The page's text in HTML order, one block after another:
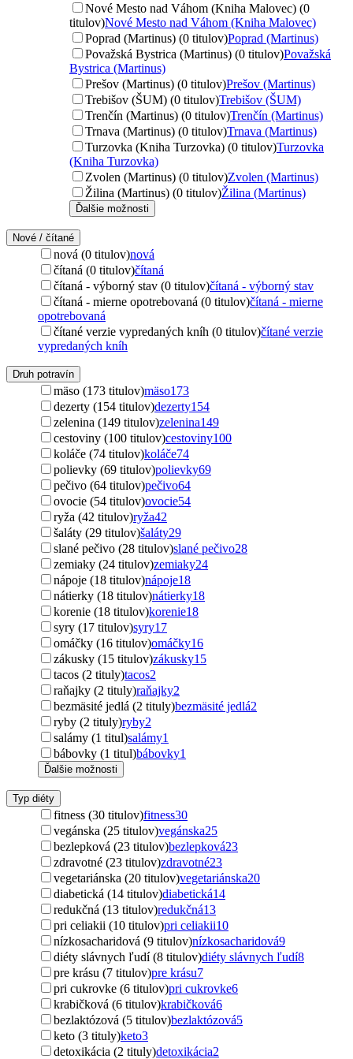
Nové Mesto nad Váhom (Kniha Malovec) (0
titulov)Nové Mesto nad Váhom (Kniha Malovec)
Poprad (Martinus) (0 titulov)Poprad (Martinus)
Považská Bystrica (Martinus) (0 titulov)Považská
Bystrica (Martinus)
Prešov (Martinus) (0 titulov)Prešov (Martinus)
Trebišov (ŠUM) (0 titulov)Trebišov (ŠUM)
Trenčín (Martinus) (0 titulov)Trenčín (Martinus)
Trnava (Martinus) (0 titulov)Trnava (Martinus)
Turzovka (Kniha Turzovka) (0 titulov)Turzovka
(Kniha Turzovka)
Zvolen (Martinus) (0 titulov)Zvolen (Martinus)
Žilina (Martinus) (0 titulov)Žilina (Martinus)
Ďalšie možnosti
Nové / čítané
nová (0 titulov)nová
čítaná (0 titulov)čítaná
čítaná - výborný stav (0 titulov)čítaná - výborný stav
čítaná - mierne opotrebovaná (0 titulov)čítaná - mierne
opotrebovaná
čítané verzie vypredaných kníh (0 titulov)čítané verzie
vypredaných kníh
Druh potravín
mäso (173 titulov)mäso173
dezerty (154 titulov)dezerty154
zelenina (149 titulov)zelenina149
cestoviny (100 titulov)cestoviny100
koláče (74 titulov)koláče74
polievky (69 titulov)polievky69
pečivo (64 titulov)pečivo64
ovocie (54 titulov)ovocie54
ryža (42 titulov)ryža42
šaláty (29 titulov)šaláty29
slané pečivo (28 titulov)slané pečivo28
zemiaky (24 titulov)zemiaky24
nápoje (18 titulov)nápoje18
nátierky (18 titulov)nátierky18
korenie (18 titulov)korenie18
syry (17 titulov)syry17
omáčky (16 titulov)omáčky16
zákusky (15 titulov)zákusky15
tacos (2 tituly)tacos2
raňajky (2 tituly)raňajky2
bezmäsité jedlá (2 tituly)bezmäsité jedlá2
ryby (2 tituly)ryby2
salámy (1 titul)salámy1
bábovky (1 titul)bábovky1
Ďalšie možnosti
Typ diéty
fitness (30 titulov)fitness30
vegánska (25 titulov)vegánska25
bezlepková (23 titulov)bezlepková23
zdravotné (23 titulov)zdravotné23
vegetariánska (20 titulov)vegetariánska20
diabetická (14 titulov)diabetická14
redukčná (13 titulov)redukčná13
pri celiakii (10 titulov)pri celiakii10
nízkosacharidová (9 titulov)nízkosacharidová9
diéty slávnych ľudí (8 titulov)diéty slávnych ľudí8
pre krásu (7 titulov)pre krásu7
pri cukrovke (6 titulov)pri cukrovke6
krabičková (6 titulov)krabičková6
bezlaktózová (5 titulov)bezlaktózová5
keto (3 tituly)keto3
detoxikácia (2 tituly)detoxikácia2